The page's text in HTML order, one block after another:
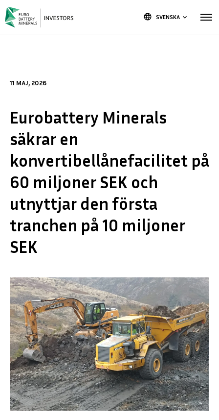
language SVENSKA keyboard_arrow_down
11 MAJ, 2026
Eurobattery Minerals
säkrar en
konvertibellånefacilitet på
60 miljoner SEK och
utnyttjar den första
tranchen på 10 miljoner
SEK